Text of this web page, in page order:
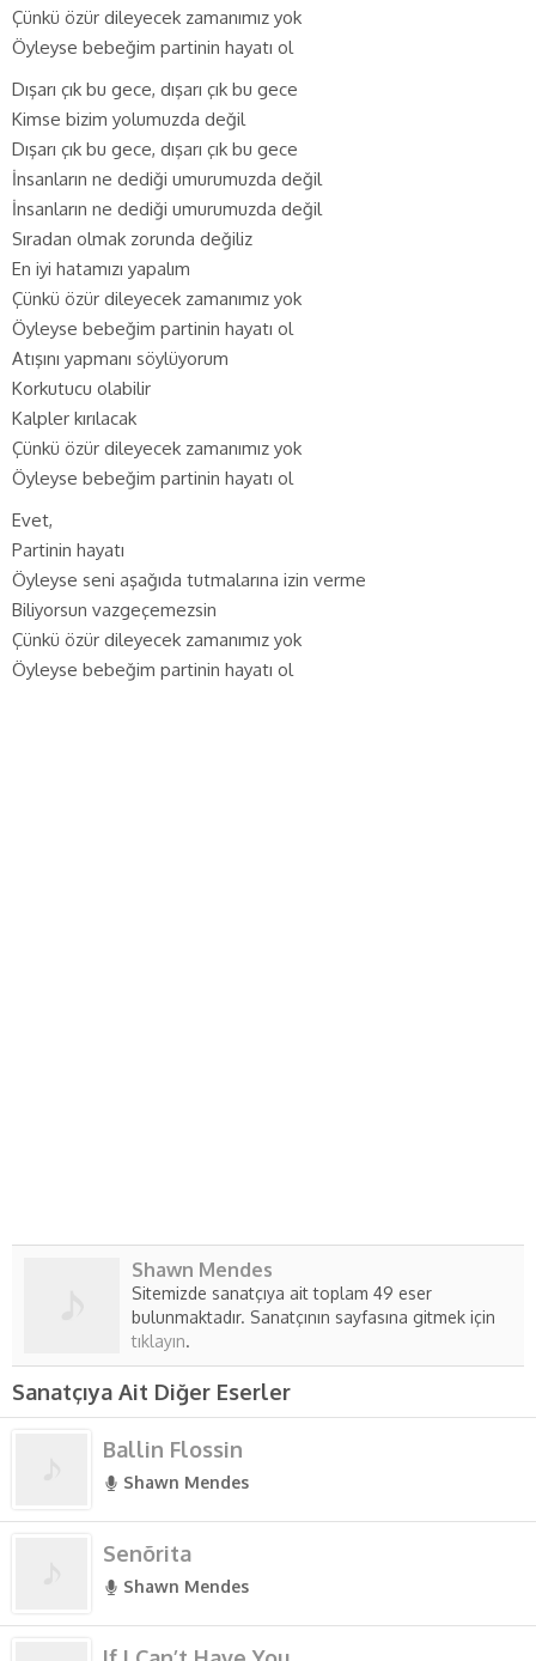
Çünkü özür dileyecek zamanımız yok
Öyleyse bebeğim partinin hayatı ol
Dışarı çık bu gece, dışarı çık bu gece
Kimse bizim yolumuzda değil
Dışarı çık bu gece, dışarı çık bu gece
İnsanların ne dediği umurumuzda değil
İnsanların ne dediği umurumuzda değil
Sıradan olmak zorunda değiliz
En iyi hatamızı yapalım
Çünkü özür dileyecek zamanımız yok
Öyleyse bebeğim partinin hayatı ol
Atışını yapmanı söylüyorum
Korkutucu olabilir
Kalpler kırılacak
Çünkü özür dileyecek zamanımız yok
Öyleyse bebeğim partinin hayatı ol
Evet,
Partinin hayatı
Öyleyse seni aşağıda tutmalarına izin verme
Biliyorsun vazgeçemezsin
Çünkü özür dileyecek zamanımız yok
Öyleyse bebeğim partinin hayatı ol
Shawn Mendes
Sitemizde sanatçıya ait toplam 49 eser
bulunmaktadır. Sanatçının sayfasına gitmek için
tıklayın.
Sanatçıya Ait Diğer Eserler
Ballin Flossin
Shawn Mendes
Senõrita
Shawn Mendes